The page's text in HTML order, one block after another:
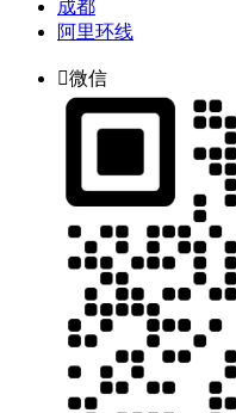
成都
阿里环线
微信